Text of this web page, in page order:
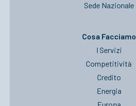
Sede Nazionale
Cosa Facciamo
I Servizi
Competitività
Credito
Energia